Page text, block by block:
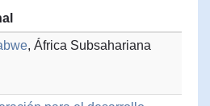
, África Subsahariana